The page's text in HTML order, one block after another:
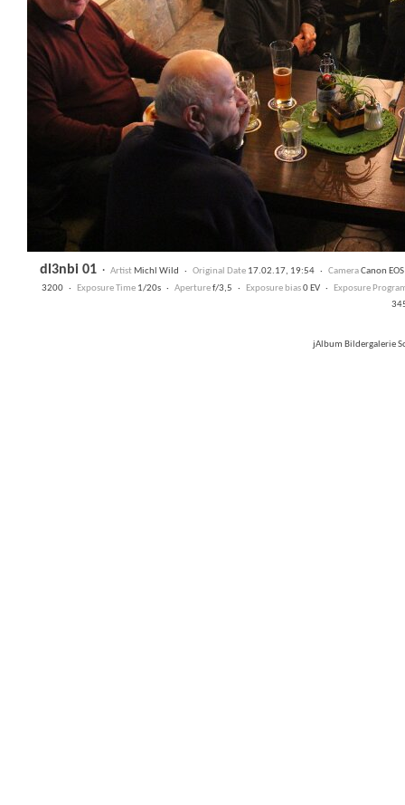
dl3nbi 01· ArtistMichl Wild · Original Date17.02.17, 19:54 · CameraCanon
3200 ·
Exposure Time1/20s · Aperturef/3,5 · Exposure bias0 EV ·
Exposure
jAlbum Bildergalerie